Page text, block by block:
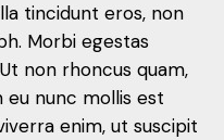
tincidunt eros, non
Morbi egestas
non rhoncus quam,
eu nunc mollis est
enim, ut suscipit